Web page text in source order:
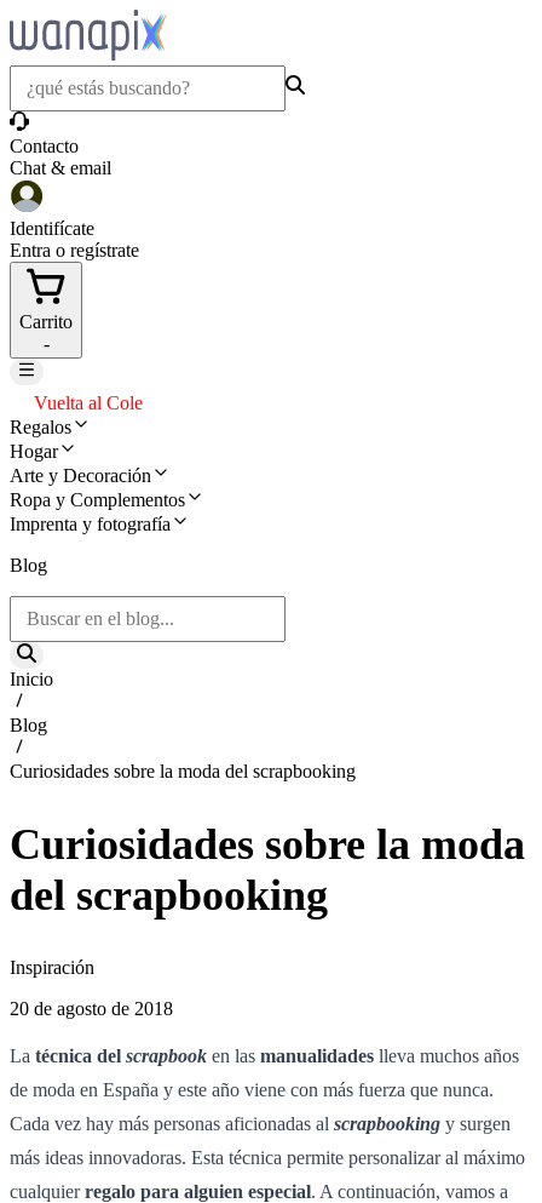
Contacto
Chat & email
Identifícate
Entra o regístrate
Carrito
-
Vuelta al Cole
Regalos
Hogar
Arte y Decoración
Ropa y Complementos
Imprenta y fotografía
Blog
Inicio
Blog
Curiosidades sobre la moda del scrapbooking
Curiosidades sobre la moda
del scrapbooking
Inspiración
20 de agosto de 2018
La técnica del scrapbook en las manualidades lleva muchos años
de moda en España y este año viene con más fuerza que nunca.
Cada vez hay más personas aficionadas al scrapbooking y surgen
más ideas innovadoras. Esta técnica permite personalizar al máximo
cualquierregalo para alguien especial. A continuación, vamos a